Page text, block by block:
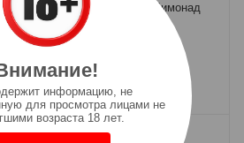
25000 - Розовый Лимонад
Есть в наличии: 10
информацию, не
для просмотра лицами не
возраста 18 лет.